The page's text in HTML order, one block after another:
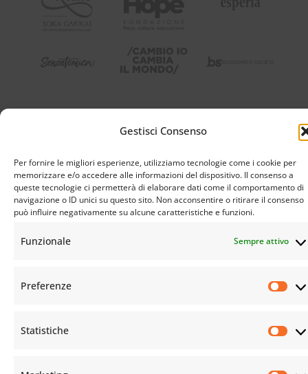
Gestisci Consenso
Per fornire le migliori esperienze, utilizziamo tecnologie come i cookie per
memorizzare e/o accedere alle informazioni del dispositivo. Il consenso a
queste tecnologie ci permetterà di elaborare dati come il comportamento di
navigazione o ID unici su questo sito. Non acconsentire o ritirare il consenso
può influire negativamente su alcune caratteristiche e funzioni.
Funzionale Sempre attivo
Preferenze
Statistiche
© Istituto Buddista Italiano Soka Gakkai. All rights reserved | C.F. 94069310483 – Sede Legale: